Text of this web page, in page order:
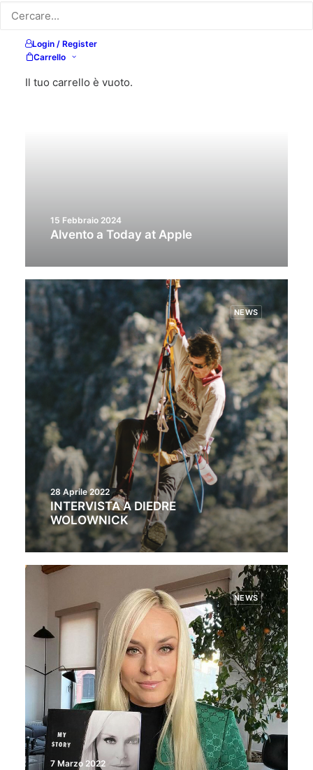
Login / Register
Carrello
Il tuo carrello è vuoto.
15 Febbraio 2024
Alvento a Today at Apple
NEWS
28 Aprile 2022
INTERVISTA A DIEDRE
WOLOWNICK
NEWS
7 Marzo 2022